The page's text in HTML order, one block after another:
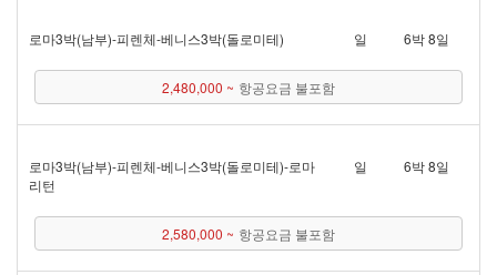
로마 3박(남부) - 피렌체 - 베니스 3박(돌로미테) 일 6박 8일
2,480,000 ~ 항공요금 불포함
로마 3박(남부) - 피렌체 - 베니스 3박(돌로미테) - 로마
리턴
일 6박 8일
2,580,000 ~ 항공요금 불포함